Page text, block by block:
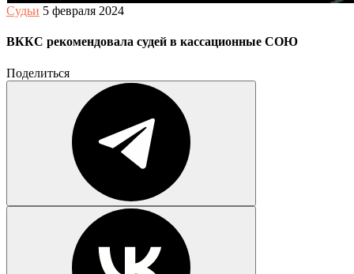
Судьи 5 февраля 2024
ВККС рекомендовала судей в кассационные СОЮ
Поделиться